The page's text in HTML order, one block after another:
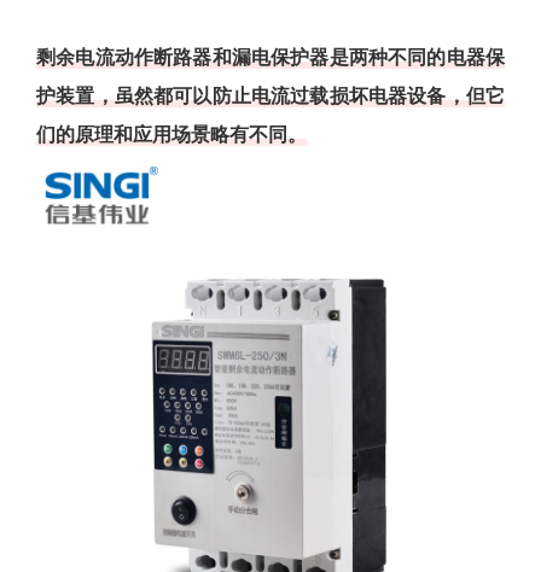
剩余电流动作断路器和漏电保护器是两种不同的电器保
护装置，虽然都可以防止电流过载损坏电器设备，但它
们的原理和应用场景略有不同。